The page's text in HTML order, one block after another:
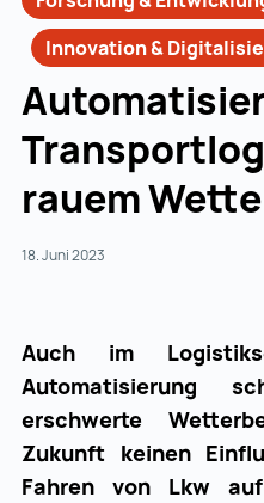
Innovation &
rauem
18. Juni 2023
Auch im
Automatisierung
erschwerte
Zukunft keinen
Fahren von Lkw